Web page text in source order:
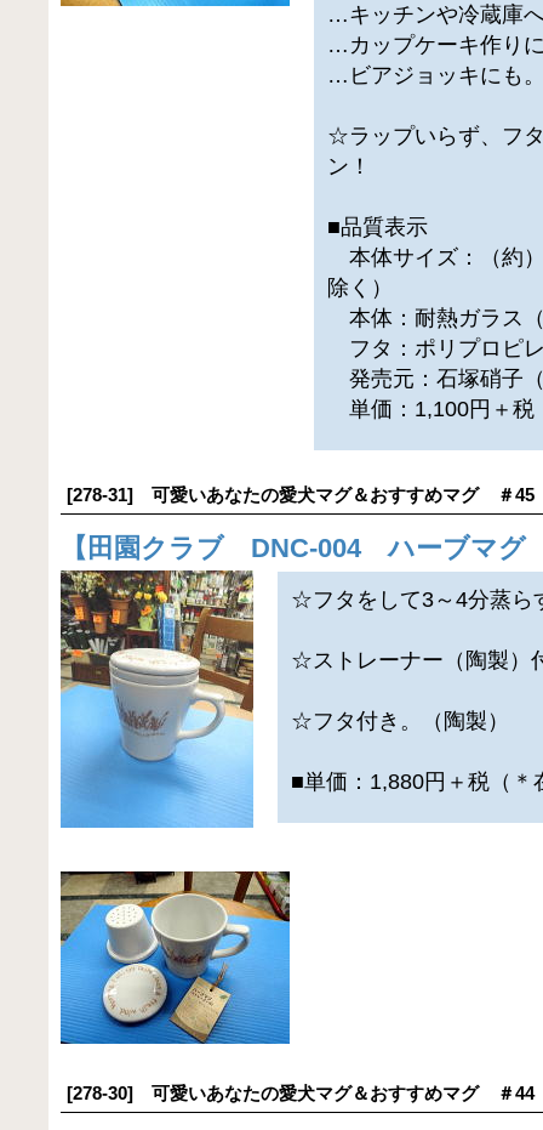
…キッチンや冷蔵庫
…カップケーキ作り
…ビアジョッキにも
☆ラップいらず、フ
ン！
■品質表示
本体サイズ：（約
除く）
本体：耐熱ガラス
フタ：ポリプロピ
発売元：石塚硝子
単価：1,100円＋税
[278-31] 可愛いあなたの愛犬マグ＆おすすめマグ ＃45
【 田園クラブ DNC-004 ハーブマグ
☆フタをして3～4分蒸ら
☆ストレーナー（陶製）
☆フタ付き。（陶製）
■単価：1,880円＋税（＊
[278-30] 可愛いあなたの愛犬マグ＆おすすめマグ ＃44